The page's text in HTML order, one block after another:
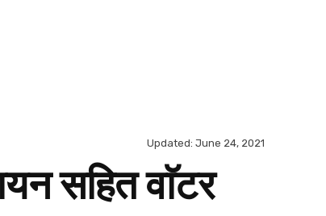
Updated: June 24, 2021
सहित वाॅटर